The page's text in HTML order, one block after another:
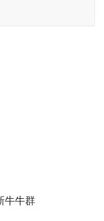
牛牛群